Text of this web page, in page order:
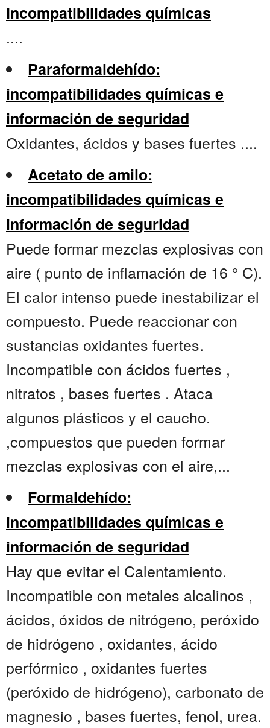
Incompatibilidades químicas
....
Paraformaldehído:
incompatibilidades químicas e
información de seguridad
Oxidantes, ácidos y bases fuertes ....
Acetato de amilo:
incompatibilidades químicas e
información de seguridad
Puede formar mezclas explosivas con
aire ( punto de inflamación de 16 ° C).
El calor intenso puede inestabilizar el
compuesto. Puede reaccionar con
sustancias oxidantes fuertes.
Incompatible con ácidos fuertes ,
nitratos , bases fuertes . Ataca
algunos plásticos y el caucho.
,compuestos que pueden formar
mezclas explosivas con el aire,...
Formaldehído:
incompatibilidades químicas e
información de seguridad
Hay que evitar el Calentamiento.
Incompatible con metales alcalinos ,
ácidos, óxidos de nitrógeno, peróxido
de hidrógeno , oxidantes, ácido
perfórmico , oxidantes fuertes
(peróxido de hidrógeno), carbonato de
magnesio , bases fuertes, fenol, urea.